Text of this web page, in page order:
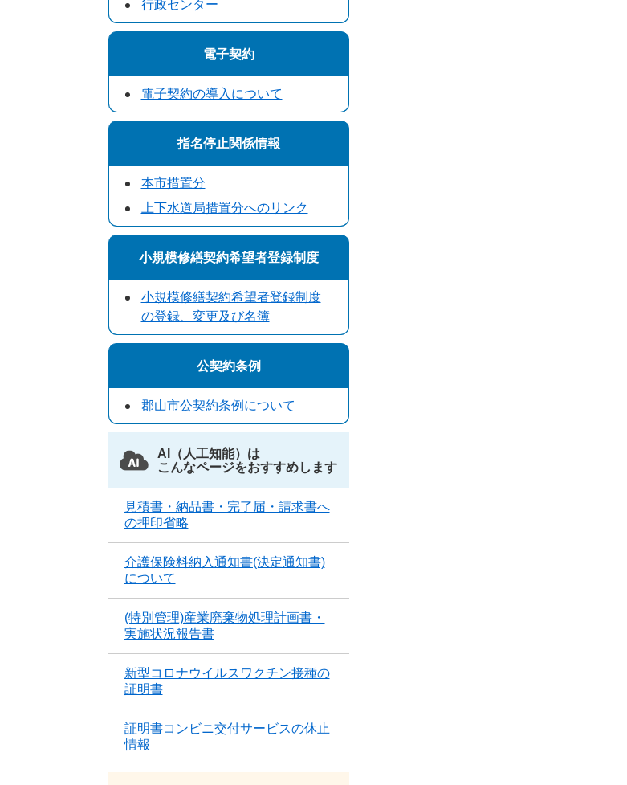
行政センター
電子契約
電子契約の導入について
指名停止関係情報
本市措置分
上下水道局措置分へのリンク
小規模修繕契約希望者登録制度
小規模修繕契約希望者登録制度
の登録、変更及び名簿
公契約条例
郡山市公契約条例について
AI（人工知能）は
こんなページをおすすめします
見積書・納品書・完了届・請求書へ
の押印省略
介護保険料納入通知書(決定通知書)
について
(特別管理)産業廃棄物処理計画書・
実施状況報告書
新型コロナウイルスワクチン接種の
証明書
証明書コンビニ交付サービスの休止
情報